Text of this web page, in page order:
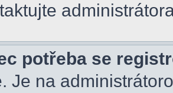
potřeba se
Je na